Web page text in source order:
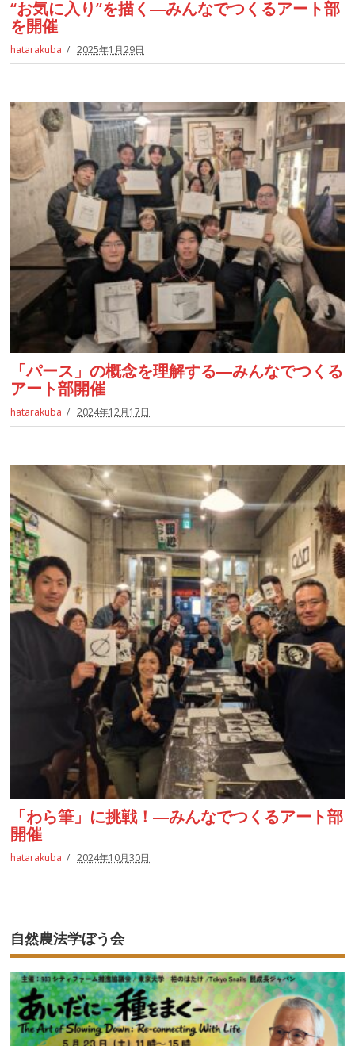
“お気に入り”を描く―みんなでつくるアート部
を開催
hatarakuba 2025年1月29日
「パース」の概念を理解する―みんなでつくる
アート部開催
hatarakuba 2024年12月17日
「わら筆」に挑戦！―みんなでつくるアート部
開催
hatarakuba 2024年10月30日
自然農法学ぼう会